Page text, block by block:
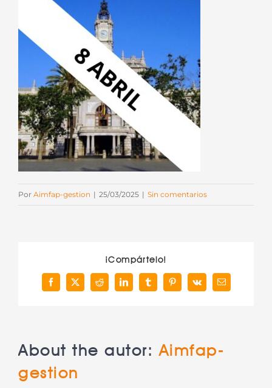
Por Aimfap-gestion | 25/03/2025 | Sin comentarios
¡Compártelo!
Facebook
X Reddit LinkedInTumblrPinterest
Vk
Correo
electrónico
About the autor:Aimfap-
gestion